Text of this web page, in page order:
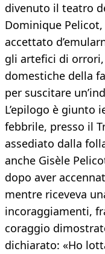
divenuto il teatro
Dominique
accettato
gli artefici di
domestiche della
per suscitare
L’epilogo è giunto
febbrile, presso il
assediato dalla
anche Gisèle
dopo aver
mentre riceveva
incoraggiamenti,
coraggio
dichiarato: «Ho